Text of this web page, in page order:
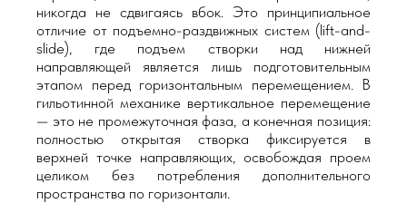
никогда не сдвигаясь вбок. Это принципиальное
отличие от подъемно-раздвижных систем (lift-and-
slide), где подъем створки над нижней
направляющей является лишь подготовительным
этапом перед горизонтальным перемещением. В
гильотинной механике вертикальное перемещение
— это не промежуточная фаза, а конечная позиция:
полностью открытая створка фиксируется в
верхней точке направляющих, освобождая проем
целиком без потребления дополнительного
пространства по горизонтали.